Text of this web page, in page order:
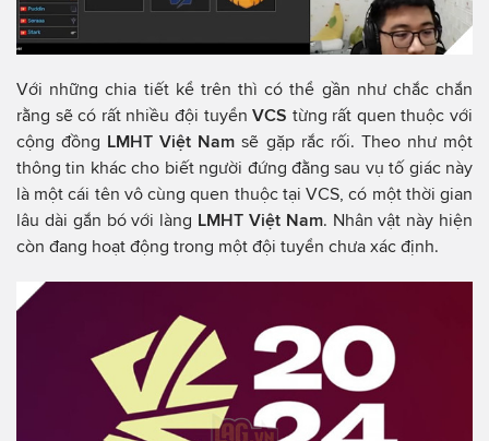
Với những chia tiết kể trên thì có thể gần như chắc chắn
rằng sẽ có rất nhiều đội tuyểnVCS từng rất quen thuộc với
cộng đồng LMHT Việt Nam sẽ gặp rắc rối. Theo như một
thông tin khác cho biết người đứng đằng sau vụ tố giác này
là một cái tên vô cùng quen thuộc tại VCS, có một thời gian
lâu dài gắn bó với làng LMHT Việt Nam. Nhân vật này hiện
còn đang hoạt động trong một đội tuyển chưa xác định.